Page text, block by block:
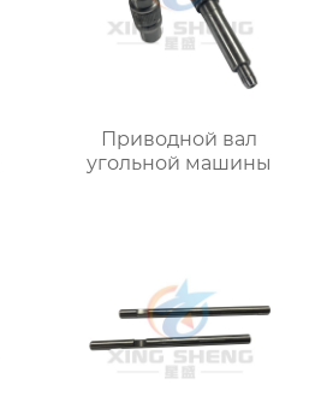
Приводной вал
угольной машины